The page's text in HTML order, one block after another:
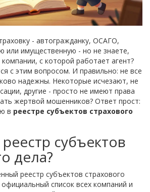
- автогражданку, ОСАГО,
или имущественную - но не знаете,
с которой работает агент?
с этим вопросом. И правильно: не все
надежны. Некоторые исчезают, не
другие - просто не имеют права
жертвой мошенников? Ответ прост:
в реестре субъектов страхового
субъектов
дела?
реестр субъектов страхового
список всех компаний и